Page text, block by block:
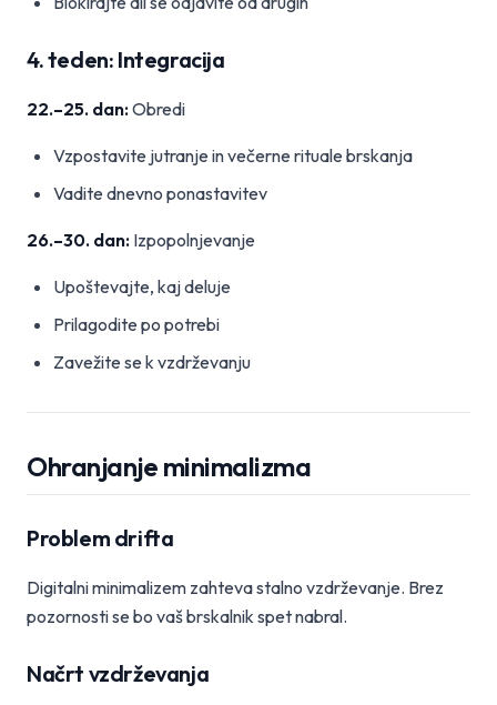
4. teden: Integracija
22.–25. dan:Obredi
Vzpostavite jutranje in večerne rituale brskanja
Vadite dnevno ponastavitev
26.–30. dan: Izpopolnjevanje
Upoštevajte, kaj deluje
Prilagodite po potrebi
Zavežite se k vzdrževanju
Ohranjanje minimalizma
Problem drifta
Digitalni minimalizem zahteva stalno vzdrževanje. Brez
pozornosti se bo vaš brskalnik spet nabral.
Načrt vzdrževanja